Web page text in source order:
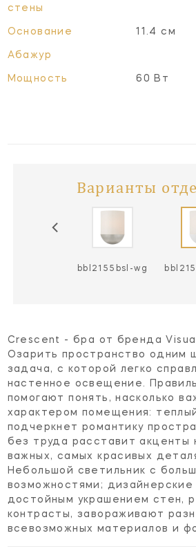
стены
Основание 11.4 см
Абажур
Мощность 60 Вт
Варианты
bbl2155bsl-wg
Crescent - бра от бренда
Озарить пространство одним
задача, с которой легко
настенное освещение.
помогают понять, насколько
характером помещения:
подчеркнет романтику
без труда расставит акценты
важных, самых красивых
Небольшой светильник с
возможностями; дизайнерские
достойным украшением стен,
контрасты, завораживают
всевозможных материалов и